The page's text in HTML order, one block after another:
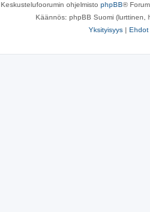
Keskustelufoorumin ohjelmisto phpBB®
Käännös: phpBB Suomi (lurttinen,
Yksityisyys | Ehdot